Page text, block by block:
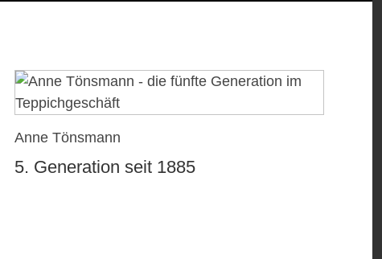
Anne Tönsmann
5. Generation seit 1885